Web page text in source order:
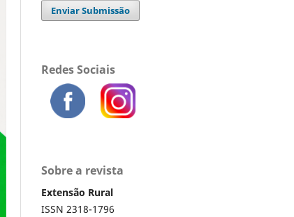
Enviar Submissão
Redes Sociais
Sobre a revista
Extensão Rural
ISSN 2318-1796